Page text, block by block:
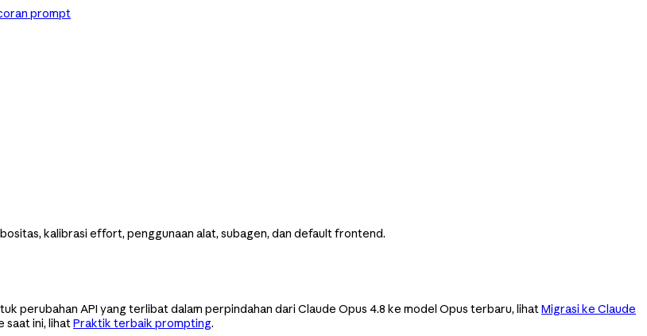
prompt
kalibrasi effort, penggunaan alat, subagen, dan default frontend.
perubahan API yang terlibat dalam perpindahan dari Claude Opus 4.8 ke model Opus terbaru, lihatMigrasi ke Claude
saat ini, lihatPraktik terbaik prompting.